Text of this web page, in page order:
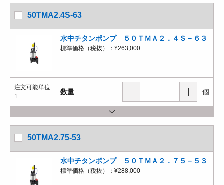
50TMA2.4S-63
水中チタンポンプ ５０ＴＭＡ２．４Ｓ－６３
標準価格（税抜）： ¥263,000
注文可能単位
1
数量 個
50TMA2.75-53
水中チタンポンプ ５０ＴＭＡ２．７５－５３
標準価格（税抜）： ¥288,000